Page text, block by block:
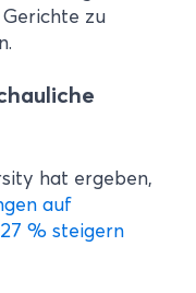
zu
hat ergeben,
auf
% steigern